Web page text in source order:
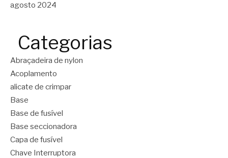
agosto 2024
Categorias
Abraçadeira de nylon
Acoplamento
alicate de crimpar
Base
Base de fusível
Base seccionadora
Capa de fusível
Chave Interruptora